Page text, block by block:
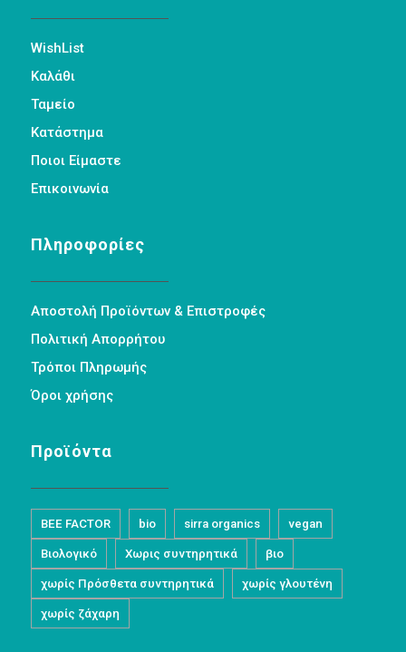
WishList
Καλάθι
Ταμείο
Κατάστημα
Ποιοι Είμαστε
Επικοινωνία
Πληροφορίες
Αποστολή Προϊόντων & Επιστροφές
Πολιτική Απορρήτου
Τρόποι Πληρωμής
Όροι χρήσης
Προϊόντα
BEE FACTOR bio sirra organics vegan
Βιολογικό Χωρις συντηρητικά βιο
χωρίς Πρόσθετα συντηρητικά χωρίς γλουτένη
χωρίς ζάχαρη